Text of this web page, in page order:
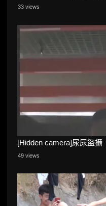
33 views
[Hidden camera]尿尿盜攝
49 views